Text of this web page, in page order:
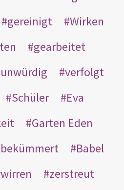
gereinigt
Wirken
gearbeitet
unwürdig
verfolgt
Schüler
Eva
Garten Eden
bekümmert
Babel
zerstreut